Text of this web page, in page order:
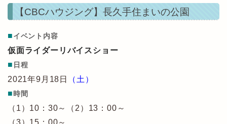
【CBCハウジング】長久手住まいの公園
■イベント内容
仮面ライダーリバイスショー
■ 日程
2021年9月18日
（土）
■時間
（1）10：30～（2）13：00～
（3）15：00～